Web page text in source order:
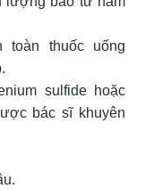
toàn thuốc uống
sulfide hoặc
bác sĩ khuyên